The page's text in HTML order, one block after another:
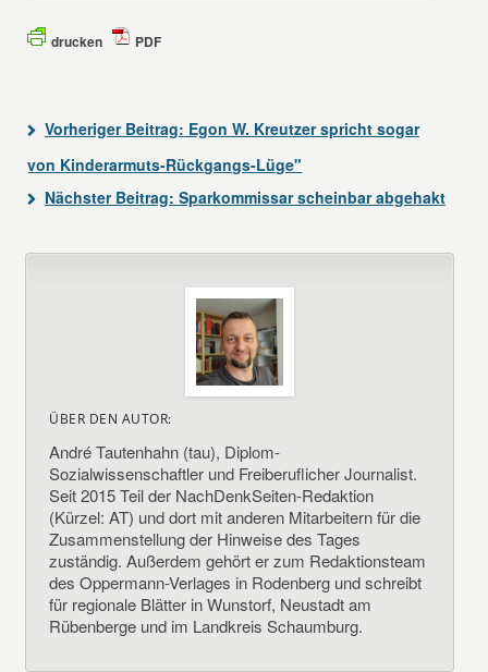
drucken PDF
Vorheriger Beitrag: Egon W. Kreutzer spricht sogar
von Kinderarmuts-Rückgangs-Lüge"
Nächster Beitrag: Sparkommissar scheinbar abgehakt
ÜBER DEN AUTOR:
André Tautenhahn (tau), Diplom-
Sozialwissenschaftler und Freiberuflicher Journalist.
Seit 2015 Teil der NachDenkSeiten-Redaktion
(Kürzel: AT) und dort mit anderen Mitarbeitern für die
Zusammenstellung der Hinweise des Tages
zuständig. Außerdem gehört er zum Redaktionsteam
des Oppermann-Verlages in Rodenberg und schreibt
für regionale Blätter in Wunstorf, Neustadt am
Rübenberge und im Landkreis Schaumburg.